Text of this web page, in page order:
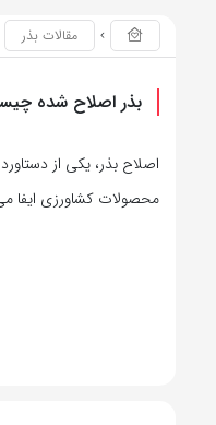
مقالات بذر
بذر اصلاح شده
اصلاح بذر، یکی از
محصولات کشاورزی ایفا